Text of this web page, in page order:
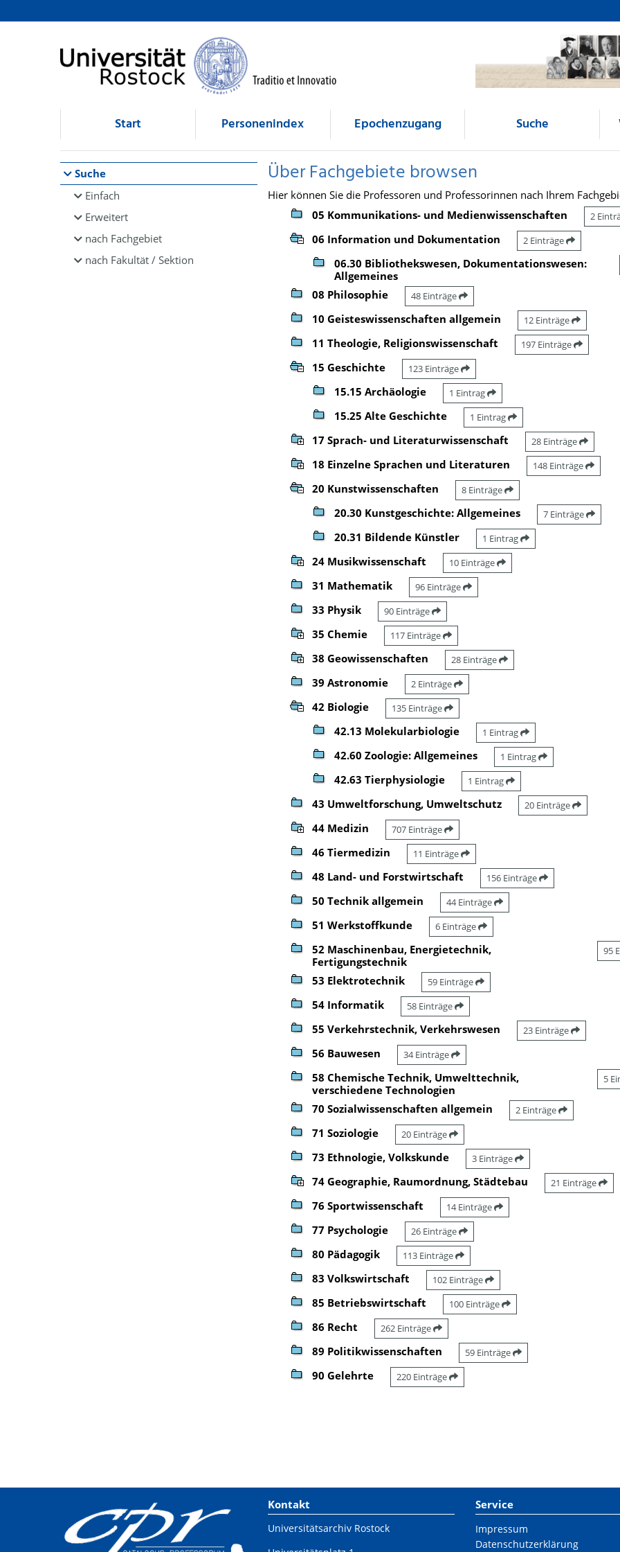
Browsen
direkt zum Inhalt
Start Personenindex Epochenzugang Suche
Suche
Einfach
Erweitert
nach Fachgebiet
nach Fakultät / Sektion
Über Fachgebiete browsen
Hier können Sie die Professoren und Professorinnen nach Ihrem
05 Kommunikations- und Medienwissenschaften
2
06 Information und Dokumentation 2 Einträge
06.30 Bibliothekswesen, Dokumentationswesen:
Allgemeines
08 Philosophie 48 Einträge
10 Geisteswissenschaften allgemein 12 Einträge
11 Theologie, Religionswissenschaft 197 Einträge
15 Geschichte 123 Einträge
15.15 Archäologie 1 Eintrag
15.25 Alte Geschichte 1 Eintrag
17 Sprach- und Literaturwissenschaft 28 Einträge
18 Einzelne Sprachen und Literaturen 148 Einträge
20 Kunstwissenschaften 8 Einträge
20.30 Kunstgeschichte: Allgemeines 7 Einträge
20.31 Bildende Künstler 1 Eintrag
24 Musikwissenschaft 10 Einträge
31 Mathematik 96 Einträge
33 Physik 90 Einträge
35 Chemie 117 Einträge
38 Geowissenschaften 28 Einträge
39 Astronomie 2 Einträge
42 Biologie 135 Einträge
42.13 Molekularbiologie 1 Eintrag
42.60 Zoologie: Allgemeines 1 Eintrag
42.63 Tierphysiologie 1 Eintrag
43 Umweltforschung, Umweltschutz 20 Einträge
44 Medizin 707 Einträge
46 Tiermedizin 11 Einträge
48 Land- und Forstwirtschaft 156 Einträge
50 Technik allgemein 44 Einträge
51 Werkstoffkunde 6 Einträge
52 Maschinenbau, Energietechnik,
Fertigungstechnik
95
53 Elektrotechnik 59 Einträge
54 Informatik 58 Einträge
55 Verkehrstechnik, Verkehrswesen 23 Einträge
56 Bauwesen 34 Einträge
58 Chemische Technik, Umwelttechnik,
verschiedene Technologien
5
70 Sozialwissenschaften allgemein 2 Einträge
71 Soziologie 20 Einträge
73 Ethnologie, Volkskunde 3 Einträge
74 Geographie, Raumordnung, Städtebau 21 Einträge
76 Sportwissenschaft 14 Einträge
77 Psychologie 26 Einträge
80 Pädagogik 113 Einträge
83 Volkswirtschaft 102 Einträge
85 Betriebswirtschaft 100 Einträge
86 Recht 262 Einträge
89 Politikwissenschaften 59 Einträge
90 Gelehrte 220 Einträge
Kontakt
Universitätsarchiv Rostock
Service
Impressum
Datenschutzerklärung